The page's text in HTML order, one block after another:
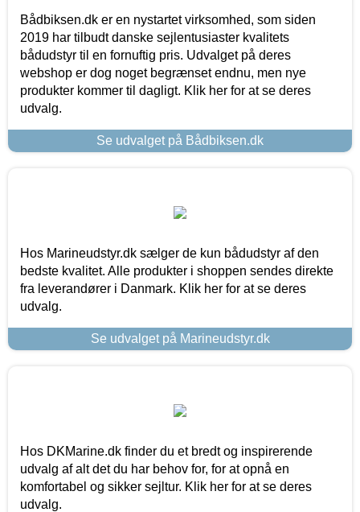
Bådbiksen.dk er en nystartet virksomhed, som siden
2019 har tilbudt danske sejlentusiaster kvalitets
bådudstyr til en fornuftig pris. Udvalget på deres
webshop er dog noget begrænset endnu, men nye
produkter kommer til dagligt. Klik her for at se deres
udvalg.
Se udvalget på Bådbiksen.dk
Hos Marineudstyr.dk sælger de kun bådudstyr af den
bedste kvalitet. Alle produkter i shoppen sendes direkte
fra leverandører i Danmark. Klik her for at se deres
udvalg.
Se udvalget på Marineudstyr.dk
Hos DKMarine.dk finder du et bredt og inspirerende
udvalg af alt det du har behov for, for at opnå en
komfortabel og sikker sejltur. Klik her for at se deres
udvalg.